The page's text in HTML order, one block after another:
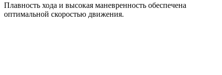
Плавность хода и высокая маневренность обеспечена
оптимальной скоростью движения.